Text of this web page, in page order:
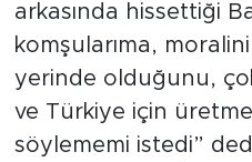
arkasında hissettiği
komşularıma,
yerinde olduğunu, çok
ve Türkiye için
söylememi istedi”